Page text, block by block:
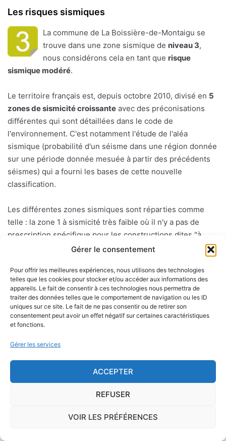
Gérer le consentement
Pour offrir les meilleures expériences, nous utilisons des technologies
telles que les cookies pour stocker et/ou accéder aux informations des
appareils. Le fait de consentir à ces technologies nous permettra de
traiter des données telles que le comportement de navigation ou les ID
uniques sur ce site. Le fait de ne pas consentir ou de retirer son
consentement peut avoir un effet négatif sur certaines caractéristiques
et fonctions.
Gérer les services
ACCEPTER
REFUSER
VOIR LES PRÉFÉRENCES
Les risques sismiques
La commune de La Boissière-de-Montaigu se
trouve dans une zone sismique de niveau 3,
nous considérons cela en tant que risque
sismique modéré.
Le territoire français est, depuis octobre 2010, divisé en 5
zones de sismicité croissante avec des préconisations
différentes qui sont détaillées dans le code de
l'environnement. C'est notamment l'étude de l'aléa
sismique (probabilité d'un séisme dans une région donnée
sur une période donnée mesuée à partir des précédents
séismes) qui a fourni les bases de cette nouvelle
classification.
Les différentes zones sismiques sont réparties comme
telle : la zone 1 à sismicité très faible où il n'y a pas de
prescription spécifique pour les constructions dites "à
risque normal". Les zones 2 à 5 ( avec un aléa sisimique
constructions parasismiques de plus en plus strictes
doivent être appliquées aux bâtiments dits "à risque
normal".
lignivore n'est pas obligatoire pour la vente d'un bien
immobilier hormis dans 20 communes du Finistère
.Cependant, il est préférable d'être particulièrement
existent dans de nombreuses communes partout en